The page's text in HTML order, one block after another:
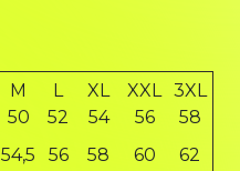
M
50
L
52
XL
54
XXL
56
3XL
58
54,5 56 58 60
62